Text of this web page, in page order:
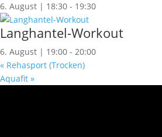
6. August | 18:30 - 19:30
Langhantel-Workout
6. August | 19:00 - 20:00
« Rehasport (Trocken)
Aquafit »